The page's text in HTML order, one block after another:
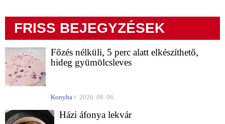
FRISS BEJEGYZÉSEK
Főzés nélküli, 5 perc alatt elkészíthető,
hideg gyümölcsleves
Konyha 2026. 08. 06.
Házi áfonya lekvár